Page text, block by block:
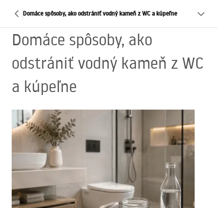
Domáce spôsoby, ako odstrániť vodný kameň z WC a kúpeľne
Domáce spôsoby, ako
odstrániť vodný kameň z WC
a kúpeľne